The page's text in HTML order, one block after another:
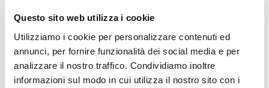
Questo sito web utilizza i cookie
Utilizziamo i cookie per personalizzare contenuti ed
annunci, per fornire funzionalità dei social media e per
analizzare il nostro traffico. Condividiamo inoltre
informazioni sul modo in cui utilizza il nostro sito con i